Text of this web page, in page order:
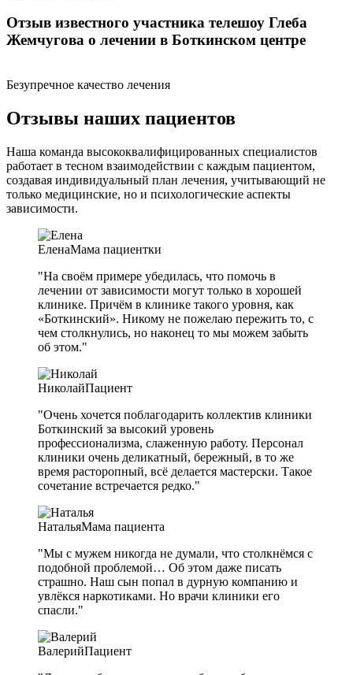
Отзыв известного участника телешоу Глеба
Жемчугова о лечении в Боткинском центре
Безупречное качество лечения
Отзывы наших пациентов
Наша команда высококвалифицированных специалистов
работает в тесном взаимодействии с каждым пациентом,
создавая индивидуальный план лечения, учитывающий не
только медицинские, но и психологические аспекты
зависимости.
ЕленаМама пациентки
"На своём примере убедилась, что помочь в
лечении от зависимости могут только в хорошей
клинике. Причём в клинике такого уровня, как
«Боткинский». Никому не пожелаю пережить то, с
чем столкнулись, но наконец то мы можем забыть
об этом."
НиколайПациент
"Очень хочется поблагодарить коллектив клиники
Боткинский за высокий уровень
профессионализма, слаженную работу. Персонал
клиники очень деликатный, бережный, в то же
время расторопный, всё делается мастерски. Такое
сочетание встречается редко."
НатальяМама пациента
"Мы с мужем никогда не думали, что столкнёмся с
подобной проблемой… Об этом даже писать
страшно. Наш сын попал в дурную компанию и
увлёкся наркотиками. Но врачи клиники его
спасли."
ВалерийПациент